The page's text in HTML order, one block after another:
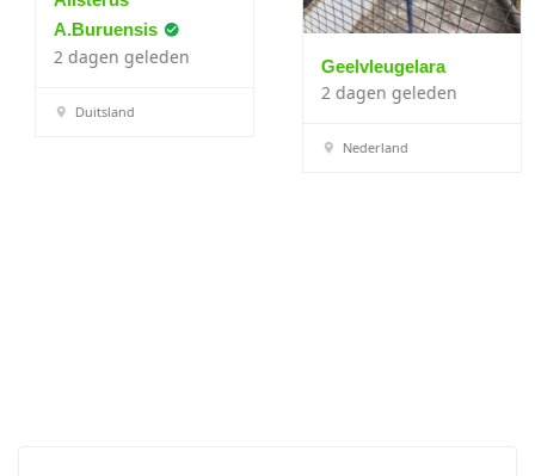
A.buruensis
2 dagen geleden
Duitsland
Geelvleugelara
2 dagen geleden
Nederland